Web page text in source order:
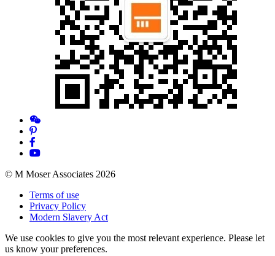
© M Moser Associates 2026
Terms of use
Privacy Policy
Modern Slavery Act
We use cookies to give you the most relevant experience. Please let
us know your preferences.